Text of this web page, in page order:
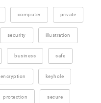
computer private
security illustration
business safe
encryption keyhole
protection secure